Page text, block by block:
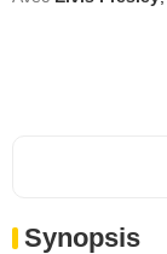
Synopsis